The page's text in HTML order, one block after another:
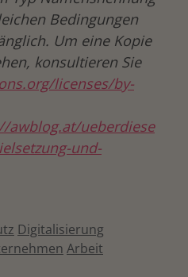
Bedingungen
Um eine Kopie
konsultieren Sie
licenses/by-
awblog.at/ueberdiese
und-
Digitalisierung
Arbeit